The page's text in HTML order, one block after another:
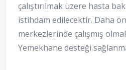
çalıştırılmak üzere hasta
istihdam edilecektir. Daha
merkezlerinde çalışmış
Yemekhane desteği